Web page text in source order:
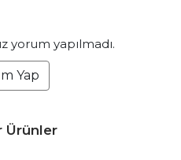
yorum yapılmadı.
Yap
Ürünler